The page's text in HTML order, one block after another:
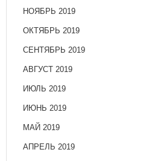
НОЯБРЬ 2019
ОКТЯБРЬ 2019
СЕНТЯБРЬ 2019
АВГУСТ 2019
ИЮЛЬ 2019
ИЮНЬ 2019
МАЙ 2019
АПРЕЛЬ 2019